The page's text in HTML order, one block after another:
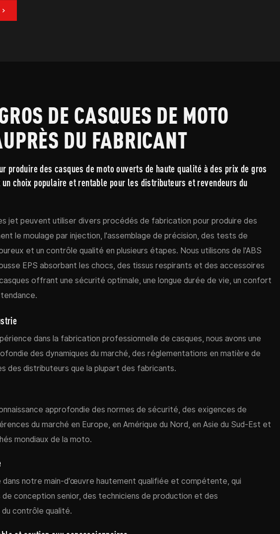
DE CASQUES DE MOTO
DU FABRICANT
produire des casques de moto ouverts de haute qualité à des prix de gros
choix populaire et rentable pour les distributeurs et revendeurs du
jet peuvent utiliser divers procédés de fabrication pour produire des
le moulage par injection, l'assemblage de précision, des tests de
et un contrôle qualité en plusieurs étapes. Nous utilisons de l'ABS
EPS absorbant les chocs, des tissus respirants et des accessoires
offrant une sécurité optimale, une longue durée de vie, un confort
dans la fabrication professionnelle de casques, nous avons une
des dynamiques du marché, des réglementations en matière de
des distributeurs que la plupart des fabricants.
approfondie des normes de sécurité, des exigences de
du marché en Europe, en Amérique du Nord, en Asie du Sud-Est et
mondiaux de la moto.
dans notre main-d'œuvre hautement qualifiée et compétente, qui
de conception senior, des techniciens de production et des
contrôle qualité.